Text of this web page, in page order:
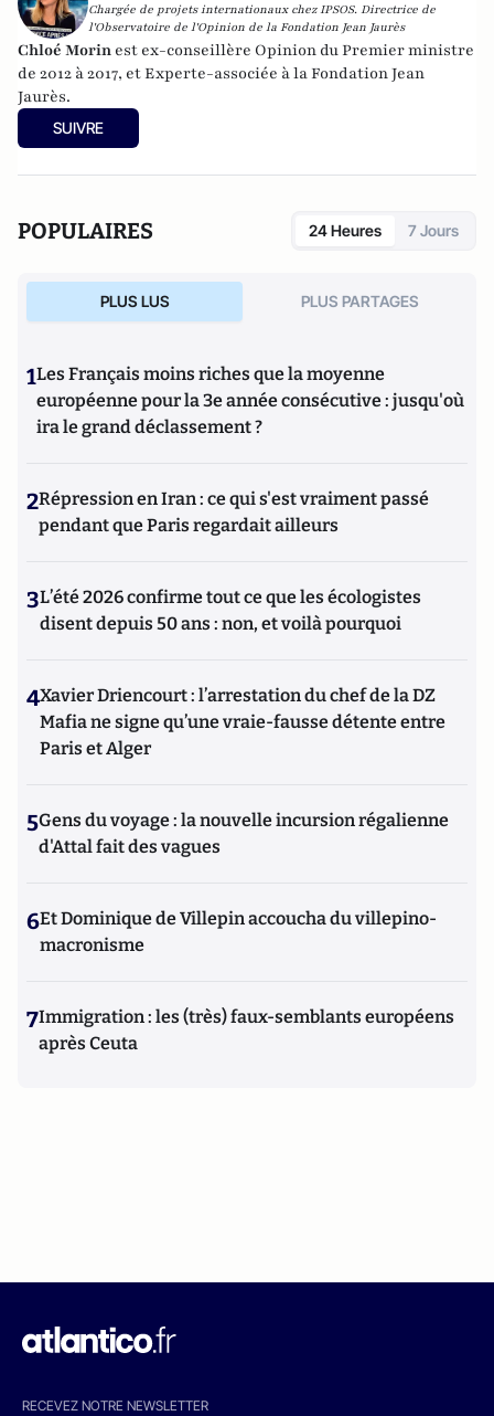
Chargée de projets internationaux chez IPSOS. Directrice de
l'Observatoire de l'Opinion de la Fondation Jean Jaurès
Chloé Morin est ex-conseillère Opinion du Premier ministre
de 2012 à 2017, et Experte-associée à la Fondation Jean
Jaurès.
SUIVRE
POPULAIRES 24 Heures 7 Jours
PLUS LUS PLUS PARTAGES
1Les Français moins riches que la moyenne
européenne pour la 3e année consécutive : jusqu'où
ira le grand déclassement ?
2Répression en Iran : ce qui s'est vraiment passé
pendant que Paris regardait ailleurs
3L’été 2026 confirme tout ce que les écologistes
disent depuis 50 ans : non, et voilà pourquoi
4Xavier Driencourt : l’arrestation du chef de la DZ
Mafia ne signe qu’une vraie-fausse détente entre
Paris et Alger
5Gens du voyage : la nouvelle incursion régalienne
d'Attal fait des vagues
6Et Dominique de Villepin accoucha du villepino-
macronisme
7Immigration : les (très) faux-semblants européens
après Ceuta
RECEVEZ NOTRE NEWSLETTER